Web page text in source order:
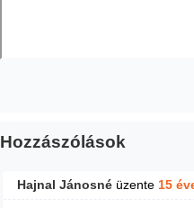
Hozzászólások
Hajnal Jánosné üzente 15